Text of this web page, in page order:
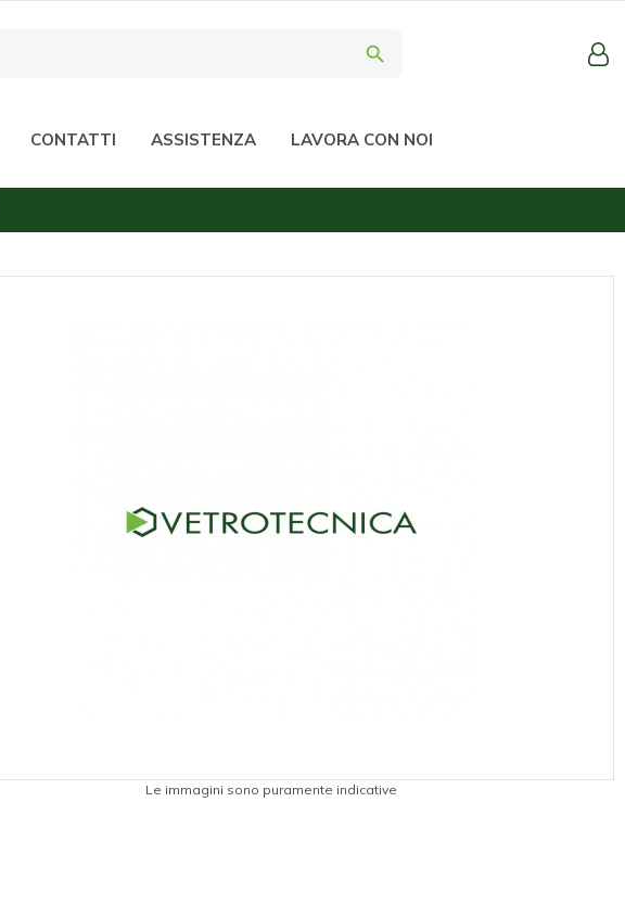
search
CONTATTI ASSISTENZA LAVORA CON NOI
Le immagini sono puramente indicative